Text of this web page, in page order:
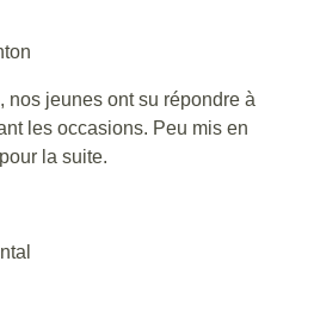
nos jeunes ont su répondre à
les occasions. Peu mis en
la suite.